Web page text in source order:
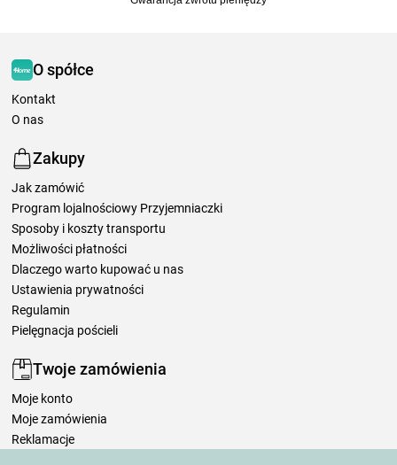
O spółce
Kontakt
O nas
Zakupy
Jak zamówić
Program lojalnościowy Przyjemniaczki
Sposoby i koszty transportu
Możliwości płatności
Dlaczego warto kupować u nas
Ustawienia prywatności
Regulamin
Pielęgnacja pościeli
Twoje zamówienia
Moje konto
Moje zamówienia
Reklamacje